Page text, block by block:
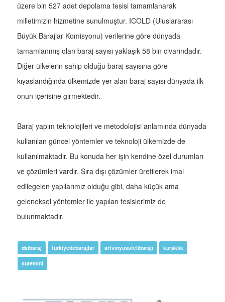
üzere bin 527 adet depolama tesisi tamamlanarak
milletimizin hizmetine sunulmuştur. ICOLD (Uluslararası
Büyük Barajlar Komisyonu) verilerine göre dünyada
tamamlanmış olan baraj sayısı yaklaşık 58 bin civarındadır.
Diğer ülkelerin sahip olduğu baraj sayısına göre
kıyaslandığında ülkemizde yer alan baraj sayısı dünyada ilk
onun içerisine girmektedir.
Baraj yapım teknolojileri ve metodolojisi anlamında dünyada
kullanılan güncel yöntemler ve teknoloji ülkemizde de
kullanılmaktadır. Bu konuda her işin kendine özel durumları
ve çözümleri vardır. Sıra dışı çözümler üretilerek imal
edilegelen yapılarımız olduğu gibi, daha küçük ama
geleneksel yöntemler ile yapılan tesislerimiz de
bulunmaktadır.
dsibaraj türkiyedebarajlar artvinyusufelibarajı kuraklık
sutemini